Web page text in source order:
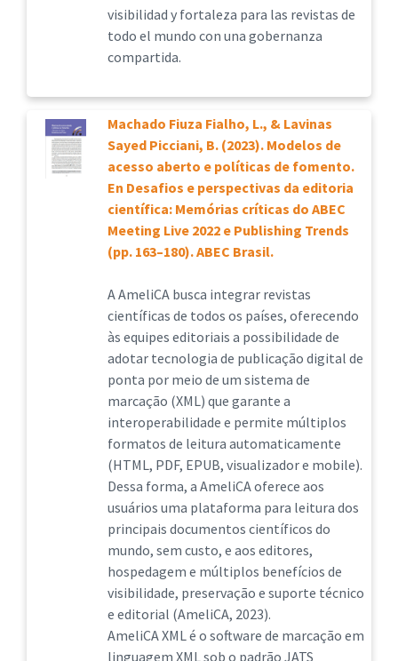
visibilidad y fortaleza para las revistas de
todo el mundo con una gobernanza
compartida.
Machado Fiuza Fialho, L., & Lavinas
Sayed Picciani, B. (2023). Modelos de
acesso aberto e políticas de fomento.
En Desafios e perspectivas da editoria
científica: Memórias críticas do ABEC
Meeting Live 2022 e Publishing Trends
(pp. 163–180). ABEC Brasil.
A AmeliCA busca integrar revistas
científicas de todos os países, oferecendo
às equipes editoriais a possibilidade de
adotar tecnologia de publicação digital de
ponta por meio de um sistema de
marcação (XML) que garante a
interoperabilidade e permite múltiplos
formatos de leitura automaticamente
(HTML, PDF, EPUB, visualizador e mobile).
Dessa forma, a AmeliCA oferece aos
usuários uma plataforma para leitura dos
principais documentos científicos do
mundo, sem custo, e aos editores,
hospedagem e múltiplos benefícios de
visibilidade, preservação e suporte técnico
e editorial (AmeliCA, 2023).
AmeliCA XML é o software de marcação em
linguagem XML sob o padrão JATS